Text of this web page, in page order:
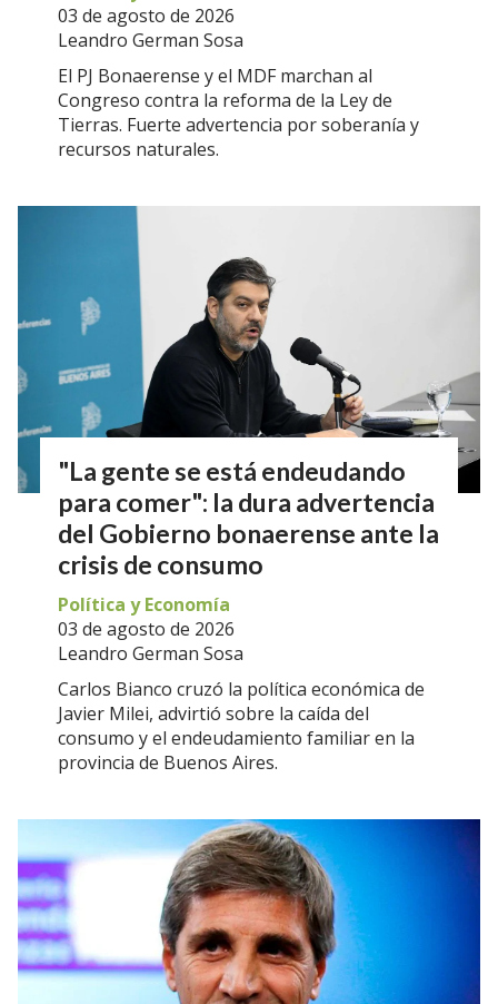
Leandro German Sosa
03 de agosto de 2026
El PJ Bonaerense y el MDF marchan al
Congreso contra la reforma de la Ley de
Tierras. Fuerte advertencia por soberanía y
recursos naturales.
"La gente se está endeudando
para comer": la dura advertencia
del Gobierno bonaerense ante la
crisis de consumo
Leandro German Sosa
Política y Economía
03 de agosto de 2026
Carlos Bianco cruzó la política económica de
Javier Milei, advirtió sobre la caída del
consumo y el endeudamiento familiar en la
provincia de Buenos Aires.